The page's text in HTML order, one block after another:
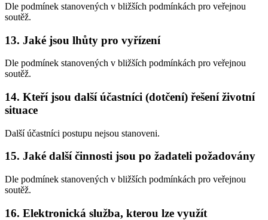
Dle podmínek stanovených v bližších podmínkách pro veřejnou
soutěž.
13. Jaké jsou lhůty pro vyřízení
Dle podmínek stanovených v bližších podmínkách pro veřejnou
soutěž.
14. Kteří jsou další účastníci (dotčení) řešení životní
situace
Další účastníci postupu nejsou stanoveni.
15. Jaké další činnosti jsou po žadateli požadovány
Dle podmínek stanovených v bližších podmínkách pro veřejnou
soutěž.
16. Elektronická služba, kterou lze využít